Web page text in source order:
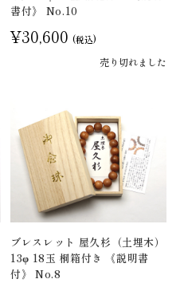
書付》 No.10
¥30,600 (税込)
売り切れました
ブレスレット 屋久杉（土埋木）
13φ 18玉 桐箱付き 《説明書
付》 No.8